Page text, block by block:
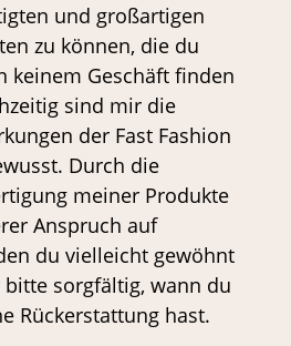
und großartigen
zu können, die du
keinem Geschäft finden
sind mir die
der Fast Fashion
Durch die
meiner Produkte
Anspruch auf
du vielleicht gewöhnt
sorgfältig, wann du
Rückerstattung hast.